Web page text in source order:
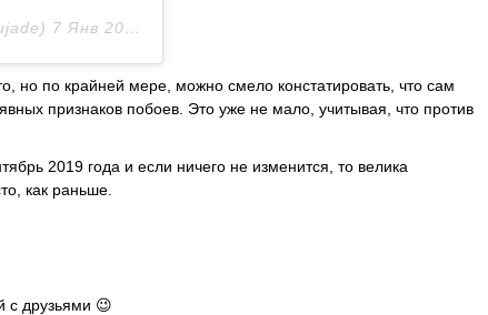
7 Янв 2019 в 5:39 PST
но по крайней мере, можно смело констатировать, что сам
признаков побоев. Это уже не мало, учитывая, что против
2019 года и если ничего не изменится, то велика
как раньше.
с друзьями 😉